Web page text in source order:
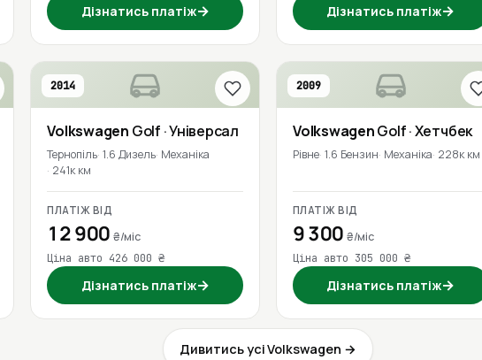
Дізнатись платіж→ Дізнатись платіж→
2014
Volkswagen Golf · Універсал
Тернопіль 1.6 Дизель Механіка
241к км
ПЛАТІЖ ВІД
12 900₴/міс
Ціна авто 426 000 ₴
Дізнатись платіж→
2009
VolkswagenGolf· Хетчбек
Рівне 1.6 Бензин Механіка 228к км
ПЛАТІЖ ВІД
9 300₴/міс
Ціна авто 305 000 ₴
Дізнатись платіж→
Дивитись усі Volkswagen →